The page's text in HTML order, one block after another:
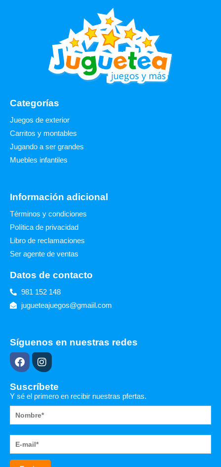
Categorías
Juegos de exterior
Carritos y montables
Jugando a ser grandes
Muebles infantiles
Información adicional
Términos y condiciones
Política de privacidad
Libro de reclamaciones
Ser agente de ventas
Datos de contacto
981 152 148
jugueteajuegos@gmaiil.com
Síguenos en nuestras redes
F
a
c
b
o
o
k
I
n
s
a
g
r
Suscríbete
Y sé el primero en recibir nuestras pfertas.